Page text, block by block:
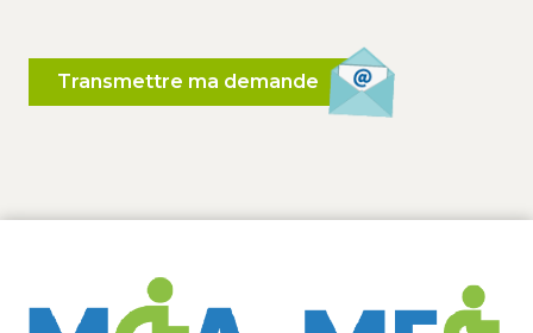
Transmettre ma demande